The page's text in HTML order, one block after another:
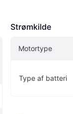
Strømkilde
Motortype
Type af batteri